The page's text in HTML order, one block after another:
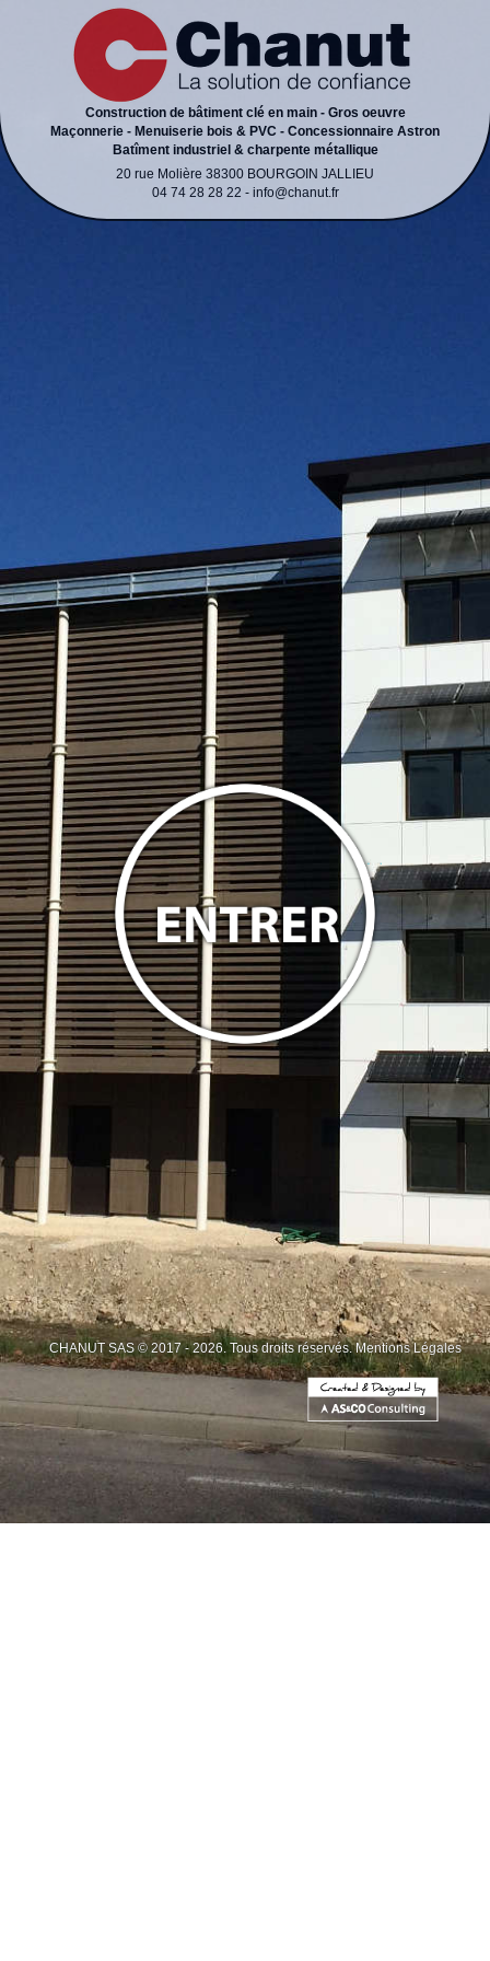
Construction de bâtiment clé en main - Gros oeuvre
Maçonnerie - Menuiserie bois & PVC - Concessionnaire Astron
Batîment industriel & charpente métallique
20 rue Molière 38300 BOURGOIN JALLIEU
04 74 28 28 22 - info@chanut.fr
CHANUT SAS © 2017 - 2026. Tous droits réservés.Mentions Légales